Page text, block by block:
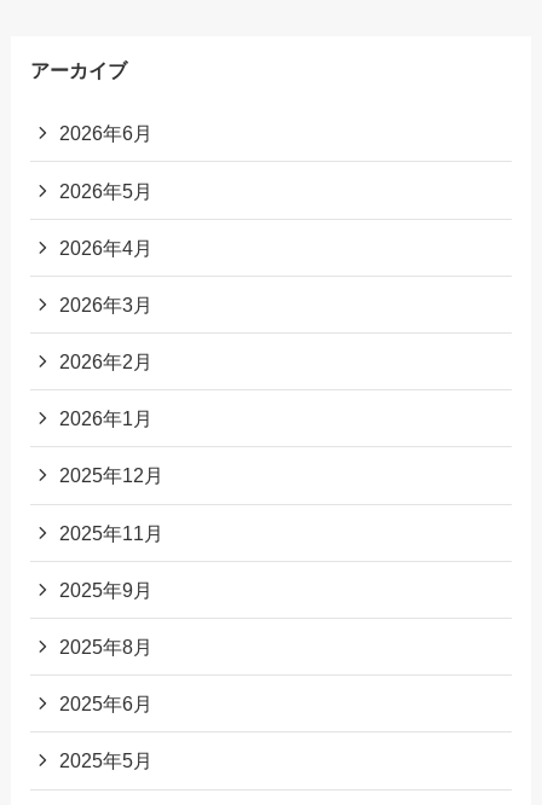
アーカイブ
2026年6月
2026年5月
2026年4月
2026年3月
2026年2月
2026年1月
2025年12月
2025年11月
2025年9月
2025年8月
2025年6月
2025年5月